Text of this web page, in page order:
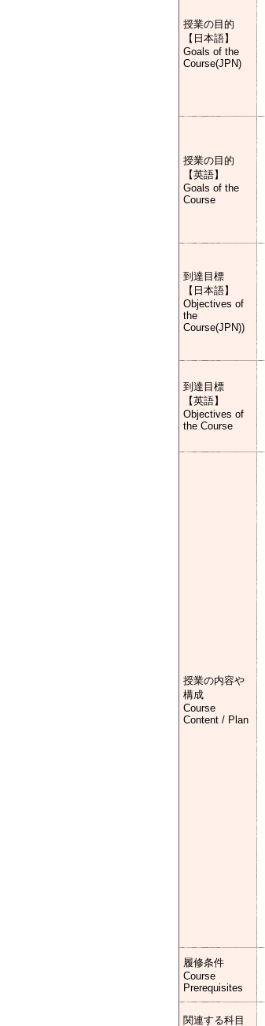
授業の目的
【日本語】
Goals of the
Course(JPN)
授業の目的
【英語】
Goals of the
Course
到達目標
【日本語】
Objectives of
the
Course(JPN))
到達目標
【英語】
Objectives of
the Course
授業の内容や
構成
Course
Content / Plan
履修条件
Course
Prerequisites
関連する科目